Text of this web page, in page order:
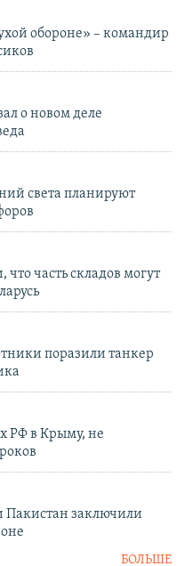
обороне» – командир
о новом деле
света планируют
часть складов могут
поразили танкер
РФ в Крыму, не
Пакистан заключили
БОЛЬШЕ